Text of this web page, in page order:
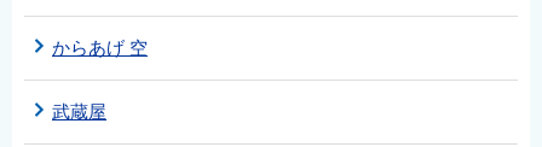
からあげ 空
武蔵屋